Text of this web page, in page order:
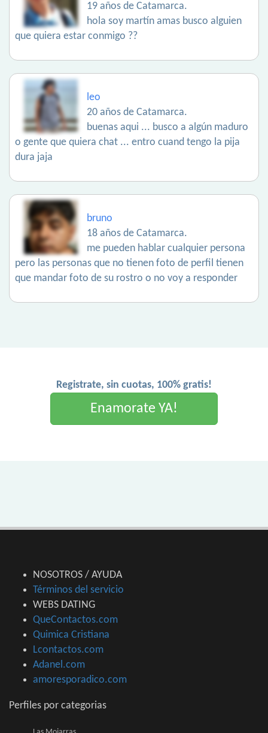
19 años de Catamarca.
hola soy martín amas busco alguien
que quiera estar conmigo ??
leo
20 años de Catamarca.
buenas aqui ... busco a algún maduro
o gente que quiera chat ... entro cuand tengo la pija
dura jaja
bruno
18 años de Catamarca.
me pueden hablar cualquier persona
pero las personas que no tienen foto de perfil tienen
que mandar foto de su rostro o no voy a responder
Registrate, sin cuotas, 100% gratis!
Enamorate YA!
NOSOTROS / AYUDA
Términos del servicio
WEBS DATING
QueContactos.com
Quimica Cristiana
Lcontactos.com
Adanel.com
amoresporadico.com
Perfiles por categorias